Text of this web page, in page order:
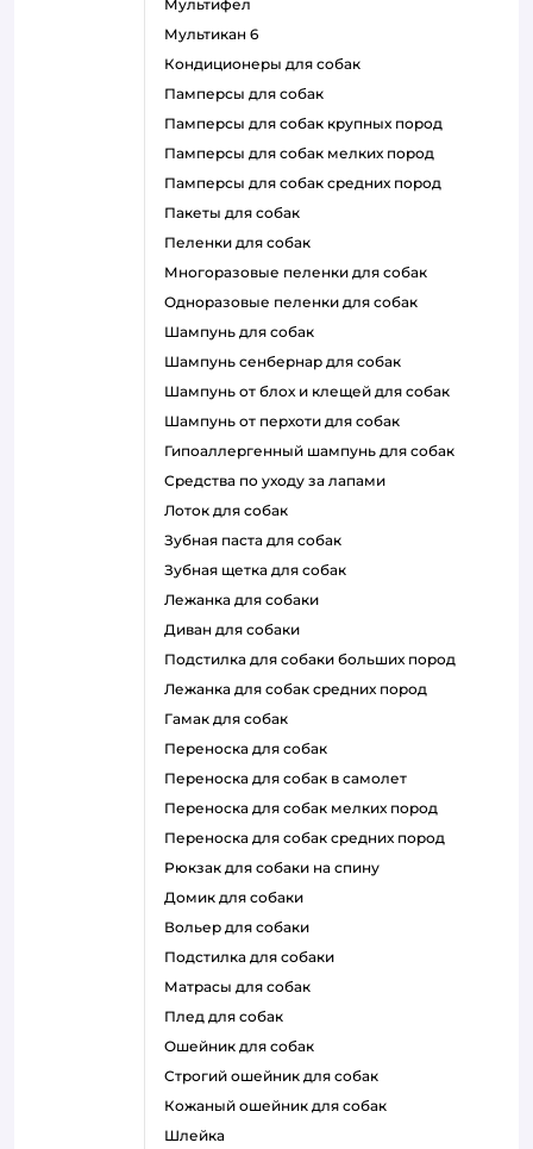
мультифел
мультикан 6
кондиционеры для собак
памперсы для собак
памперсы для собак крупных пород
памперсы для собак мелких пород
памперсы для собак средних пород
пакеты для собак
пеленки для собак
многоразовые пеленки для собак
одноразовые пеленки для собак
шампунь для собак
шампунь сенбернар для собак
шампунь от блох и клещей для собак
шампунь от перхоти для собак
гипоаллергенный шампунь для собак
средства по уходу за лапами
лоток для собак
зубная паста для собак
зубная щетка для собак
лежанка для собаки
диван для собаки
подстилка для собаки больших пород
лежанка для собак средних пород
гамак для собак
переноска для собак
переноска для собак в самолет
переноска для собак мелких пород
переноска для собак средних пород
рюкзак для собаки на спину
домик для собаки
вольер для собаки
подстилка для собаки
матрасы для собак
плед для собак
ошейник для собак
строгий ошейник для собак
кожаный ошейник для собак
шлейка